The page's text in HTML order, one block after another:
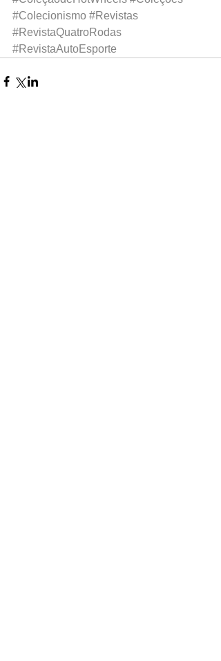
#Colecionismo #Revistas
#RevistaQuatroRodas
#RevistaAutoEsporte